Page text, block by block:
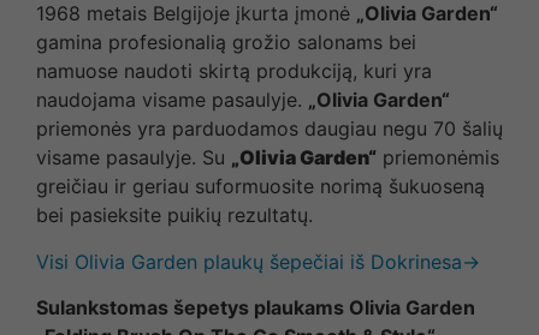
1968 metais Belgijoje įkurta įmonė „Olivia Garden“
gamina profesionalią grožio salonams bei
namuose naudoti skirtą produkciją, kuri yra
naudojama visame pasaulyje. „Olivia Garden“
priemonės yra parduodamos daugiau negu 70 šalių
visame pasaulyje. Su „Olivia Garden“ priemonėmis
greičiau ir geriau suformuosite norimą šukuoseną
bei pasieksite puikių rezultatų.
Visi Olivia Garden plaukų šepečiai iš Dokrinesa→
Sulankstomas šepetys plaukams Olivia Garden